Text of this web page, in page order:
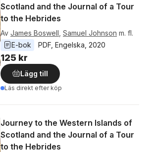
Scotland and the Journal of a Tour
to the Hebrides
Av James Boswell Samuel Johnson m. fl.
E-bok
PDF Engelska 2020
125 kr
Lägg till
Läs direkt efter köp
Journey to the Western Islands of
Scotland and the Journal of a Tour
to the Hebrides